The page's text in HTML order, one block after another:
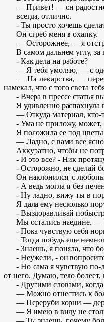
— Привет! — он
всегда, отлично.
- Ты просто хочешь
Он сгреб меня в охапку.
— Осторожнее, — я
В самом дальнем углу, за
- Как дела на работе?
— Я тебя умоляю, — с
— На лекарства, —
намекал, что с того света
- Вчера в прессе статья
Я удивленно распахнула
— Откуда материал, кто-
- Ума не приложу, может,
Я положила ее под цветы.
— Ладно, с вами все ясно,
Аккуратно, чтобы не
- И это все? - Ник
- Осторожно, не сделай
Он наклонился, с
- А ведь могла и без
- Ну ладно, вижу ты в
Я дала ему несколько
- Выздоравливай
Мы остались наедине. —
- Пока чувствую себя
- Тогда побудь еще
- Знаешь, я поняла, что
- Неужели, - он
- Но сама я чувствую по-
от него. Думаю, тело болеет,
- Другими словами,
— Можно отнестись к
— Переруби корни —
— Я имею в виду не
— Ты знаешь, почему